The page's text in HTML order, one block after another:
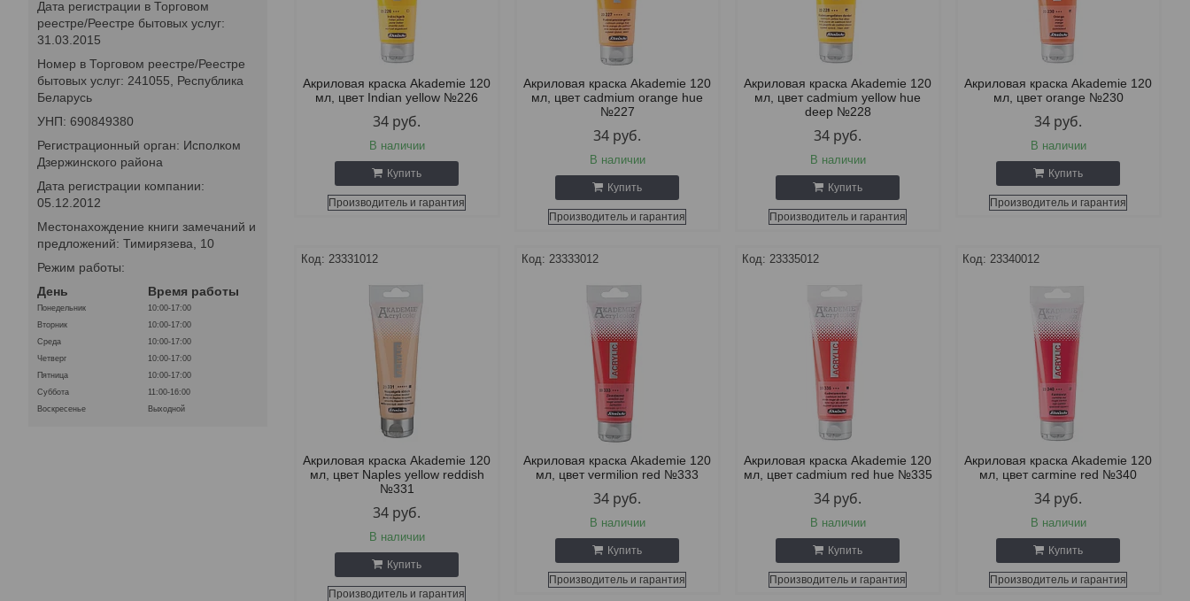
Акриловая краска Akademie 120
мл, цвет Indian yellow №226
34 руб.
В наличии
Купить
Производитель и гарантия
Акриловая краска Akademie 120
мл, цвет cadmium orange hue
№227
34 руб.
В наличии
Купить
Производитель и гарантия
Акриловая краска Akademie 120
мл, цвет cadmium yellow hue
deep №228
34 руб.
В наличии
Купить
Производитель и гарантия
Акриловая краска Akademie 120
мл, цвет orange №230
34 руб.
В наличии
Купить
Производитель и гарантия
23331012
Акриловая краска Akademie 120
мл, цвет Naples yellow reddish
№331
34 руб.
В наличии
Купить
Производитель и гарантия
23333012
Акриловая краска Akademie 120
мл, цвет vermilion red №333
34 руб.
В наличии
Купить
Производитель и гарантия
23335012
Акриловая краска Akademie 120
мл, цвет cadmium red hue №335
34 руб.
В наличии
Купить
Производитель и гарантия
23340012
Акриловая краска Akademie 120
мл, цвет carmine red №340
34 руб.
В наличии
Купить
Производитель и гарантия
Дата регистрации в Торговом
реестре/Реестре бытовых услуг:
31.03.2015
Номер в Торговом реестре/Реестре
бытовых услуг: 241055, Республика
Беларусь
УНП: 690849380
Регистрационный орган: Исполком
Дзержинского района
Дата регистрации компании:
05.12.2012
Местонахождение книги замечаний и
предложений: Тимирязева, 10
Режим работы:
День
Время работы
Понедельник
10:00-17:00
Вторник
10:00-17:00
Среда
10:00-17:00
Четверг
10:00-17:00
Пятница
10:00-17:00
Суббота
11:00-16:00
Воскресенье
Выходной